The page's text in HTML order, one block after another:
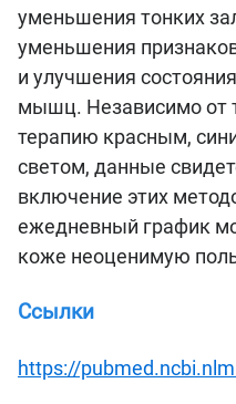
уменьшения тонких
уменьшения
и улучшения
мышц. Независимо от
терапию красным,
светом, данные
включение этих
ежедневный график
коже неоценимую
Ссылки
https://